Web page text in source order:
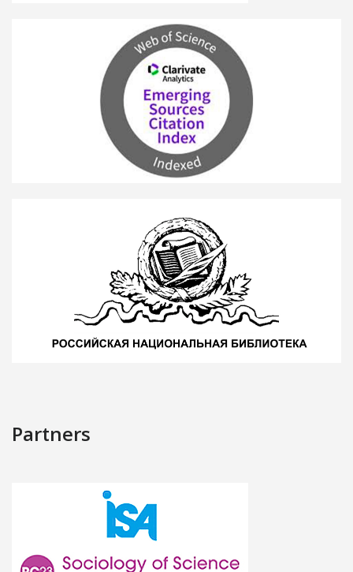
Partners